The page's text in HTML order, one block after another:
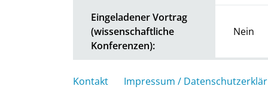
Eingeladener Vortrag
(wissenschaftliche
Konferenzen):
Nein
Kontakt Impressum /